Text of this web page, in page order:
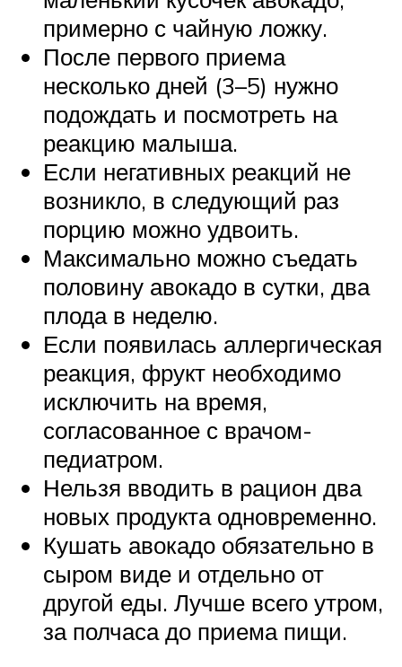
примерно с чайную ложку.
После первого приема
несколько дней (3–5) нужно
подождать и посмотреть на
реакцию малыша.
Если негативных реакций не
возникло, в следующий раз
порцию можно удвоить.
Максимально можно съедать
половину авокадо в сутки, два
плода в неделю.
Если появилась аллергическая
реакция, фрукт необходимо
исключить на время,
согласованное с врачом-
педиатром.
Нельзя вводить в рацион два
новых продукта одновременно.
Кушать авокадо обязательно в
сыром виде и отдельно от
другой еды. Лучше всего утром,
за полчаса до приема пищи.